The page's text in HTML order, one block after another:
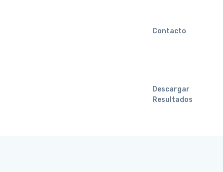
Contacto
Descargar
Resultados